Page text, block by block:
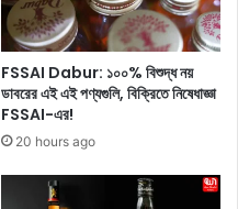
FSSAI Dabur: ১০০% বিশুদ্ধ নয়
ডাবরের এই এই পণ্যগুলি, বিক্রিতে নিষেধাজ্ঞা
FSSAI-এর!
20 hours ago